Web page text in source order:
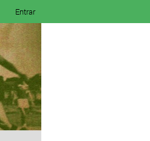
Entrar